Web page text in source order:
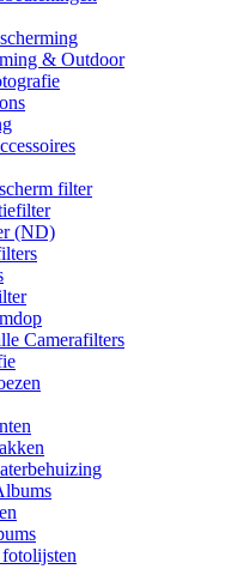
& Outdoor
filter
(ND)
Camerafilters